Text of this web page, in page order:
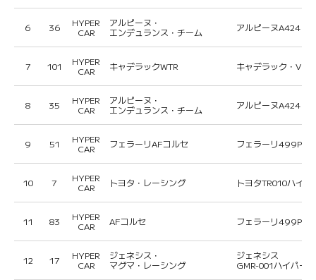
6 36
HYPER
CAR
アルピーヌ・
エンデュランス・チーム
アルピーヌA424
7 101
HYPER
CAR
キャデラックWTR キャデラック・Vシ
8 35
HYPER
CAR
アルピーヌ・
エンデュランス・チーム
アルピーヌA424
9 51
HYPER
CAR
フェラーリAFコルセ フェラーリ499P
10 7
HYPER
CAR
トヨタ・レーシング トヨタTR010ハイブ
11 83
HYPER
CAR
AFコルセ フェラーリ499P
12 17
HYPER
CAR
ジェネシス・
マグマ・レーシング
ジェネシス
GMR-001ハイパー